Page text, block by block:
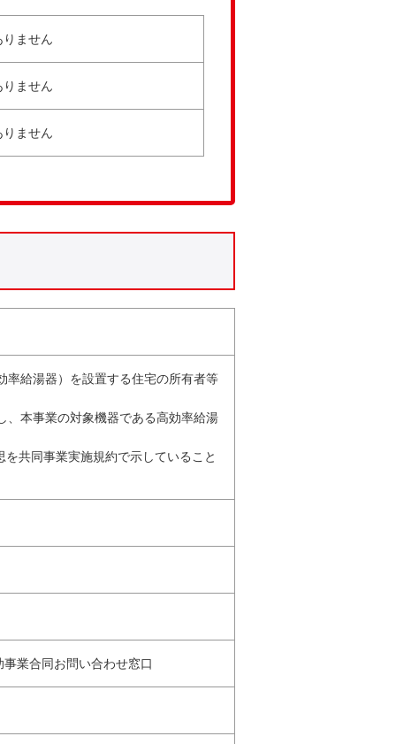
ません
ません
ません
率給湯器）を設置する住宅の所有者等
、本事業の対象機器である高効率給湯
共同事業実施規約で示していること
業合同お問い合わせ窓口